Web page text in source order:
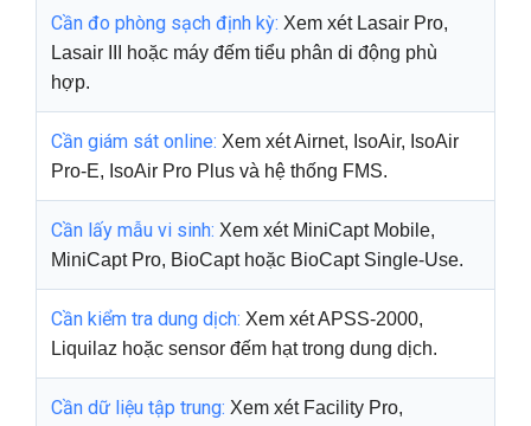
Cần đo phòng sạch định kỳ: Xem xét Lasair Pro,
Lasair III hoặc máy đếm tiểu phân di động phù
hợp.
Cần giám sát online: Xem xét Airnet, IsoAir, IsoAir
Pro-E, IsoAir Pro Plus và hệ thống FMS.
Cần lấy mẫu vi sinh: Xem xét MiniCapt Mobile,
MiniCapt Pro, BioCapt hoặc BioCapt Single-Use.
Cần kiểm tra dung dịch: Xem xét APSS-2000,
Liquilaz hoặc sensor đếm hạt trong dung dịch.
Cần dữ liệu tập trung: Xem xét Facility Pro,